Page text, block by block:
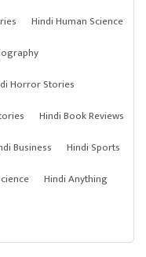
Hindi Human Science
Horror Stories
Hindi Book Reviews
Business
Hindi Sports
Hindi Anything